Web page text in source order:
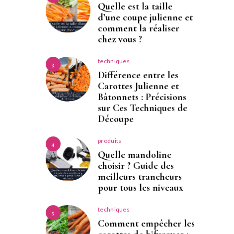
Quelle est la taille
d’une coupe julienne et
comment la réaliser
chez vous ?
3 techniques
Différence entre les
Carottes Julienne et
Bâtonnets : Précisions
sur Ces Techniques de
Découpe
4 produits
Quelle mandoline
choisir ? Guide des
meilleurs trancheurs
pour tous les niveaux
5 techniques
Comment empêcher les